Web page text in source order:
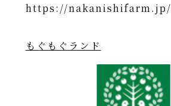
https://nakanishifarm.jp/
もぐもぐランド